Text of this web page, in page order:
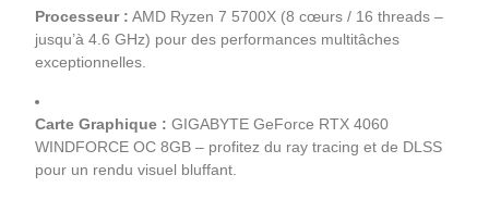
Processeur : AMD Ryzen 7 5700X (8 cœurs / 16 threads –
jusqu’à 4.6 GHz) pour des performances multitâches
exceptionnelles.
Carte Graphique : GIGABYTE GeForce RTX 4060
WINDFORCE OC 8GB – profitez du ray tracing et de DLSS
pour un rendu visuel bluffant.